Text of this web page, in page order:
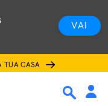
VAI
TUA CASA